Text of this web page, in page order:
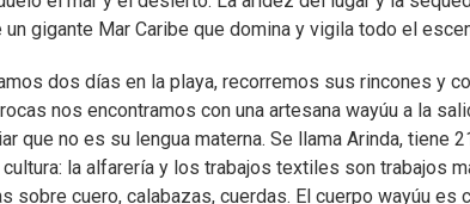
gigante Mar Caribe que domina y vigila todo el
dos días en la playa, recorremos sus rincones y
nos encontramos con una artesana wayúu a la
que no es su lengua materna. Se llama Arinda, tiene
la alfarería y los trabajos textiles son trabajos
sobre cuero, calabazas, cuerdas. El cuerpo wayúu es